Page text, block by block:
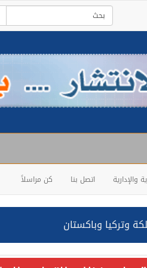
والإدارية اتصل بنا كن مراسلاً
وتركيا وباكستان
عسكرية مشروعة تابعة